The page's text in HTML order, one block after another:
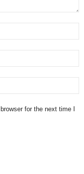
for the next time I